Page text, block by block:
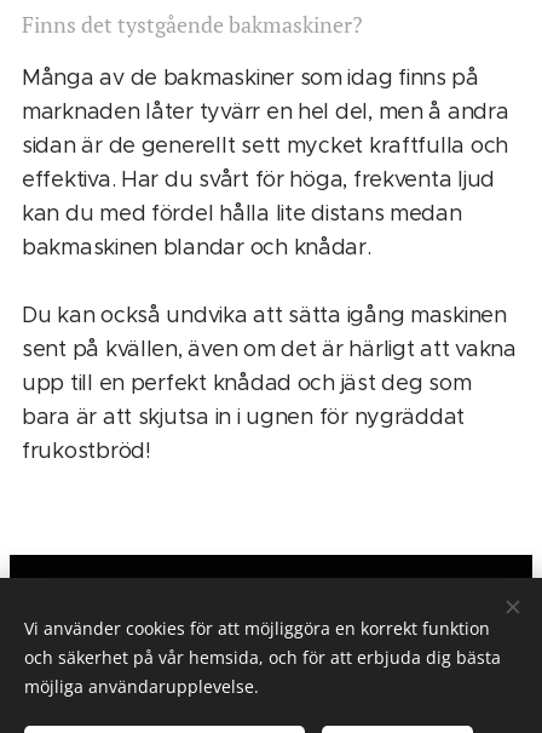
Finns det tystgående bakmaskiner?
Många av de bakmaskiner som idag finns på
marknaden låter tyvärr en hel del, men å andra
sidan är de generellt sett mycket kraftfulla och
effektiva. Har du svårt för höga, frekventa ljud
kan du med fördel hålla lite distans medan
bakmaskinen blandar och knådar.
Du kan också undvika att sätta igång maskinen
sent på kvällen, även om det är härligt att vakna
upp till en perfekt knådad och jäst deg som
bara är att skjutsa in i ugnen för nygräddat
frukostbröd!
Om testguide.se/Integritetspolicy
Alla rättigheter reserverade.
Vi använder cookies för att möjliggöra en korrekt funktion
och säkerhet på vår hemsida, och för att erbjuda dig bästa
möjliga användarupplevelse.